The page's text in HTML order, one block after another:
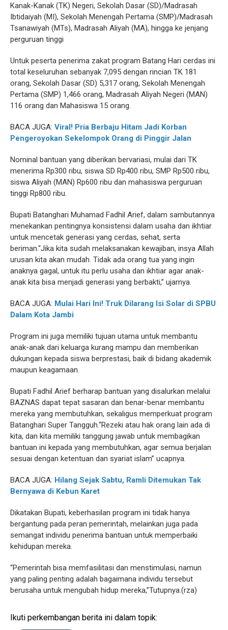
Kanak-Kanak (TK) Negeri, Sekolah Dasar (SD)/Madrasah
Ibtidaiyah (MI), Sekolah Menengah Pertama (SMP)/Madrasah
Tsanawiyah (MTs), Madrasah Aliyah (MA), hingga ke jenjang
perguruan tinggi
Untuk peserta penerima zakat program Batang Hari cerdas ini
total keseluruhan sebanyak 7,095 dengan rincian TK 181
orang, Sekolah Dasar (SD) 5,317 orang, Sekolah Menengah
Pertama (SMP) 1,466 orang, Madrasah Aliyah Negeri (MAN)
116 orang dan Mahasiswa 15 orang.
BACA JUGA: Viral! Pria Berbaju Hitam Jadi Korban
Pengeroyokan Sekelompok Orang di Pinggir Jalan
Nominal bantuan yang diberikan bervariasi, mulai dari TK
menerima Rp300 ribu, siswa SD Rp400 ribu, SMP Rp500 ribu,
siswa Aliyah (MAN) Rp600 ribu dan mahasiswa perguruan
tinggi Rp800 ribu.
Bupati Batanghari Muhamad Fadhil Arief, dalam sambutannya
menekankan pentingnya konsistensi dalam usaha dan ikhtiar
untuk mencetak generasi yang cerdas, sehat, serta
beriman.“Jika kita sudah melaksanakan kewajiban, insya Allah
urusan kita akan mudah. Tidak ada orang tua yang ingin
anaknya gagal, untuk itu perlu usaha dan ikhtiar agar anak-
anak kita bisa menjadi generasi yang berbakti,” ujarnya.
BACA JUGA: Mulai Hari Ini! Truk Dilarang Isi Solar di SPBU
Dalam Kota Jambi
Program ini juga memiliki tujuan utama untuk membantu
anak-anak dari keluarga kurang mampu dan memberikan
dukungan kepada siswa berprestasi, baik di bidang akademik
maupun keagamaan.
Bupati Fadhil Arief berharap bantuan yang disalurkan melalui
BAZNAS dapat tepat sasaran dan benar-benar membantu
mereka yang membutuhkan, sekaligus memperkuat program
Batanghari Super Tangguh.“Rezeki atau hak orang lain ada di
kita, dan kita memiliki tanggung jawab untuk membagikan
bantuan ini kepada yang membutuhkan, agar semua berjalan
sesuai dengan ketentuan dan syariat islam” ucapnya.
BACA JUGA: Hilang Sejak Sabtu, Ramli Ditemukan Tak
Bernyawa di Kebun Karet
Dikatakan Bupati, keberhasilan program ini tidak hanya
bergantung pada peran pemerintah, melainkan juga pada
semangat individu penerima bantuan untuk memperbaiki
kehidupan mereka.
“Pemerintah bisa memfasilitasi dan menstimulasi, namun
yang paling penting adalah bagaimana individu tersebut
berusaha untuk mengubah hidup mereka,”Tutupnya.(rza)
Ikuti perkembangan berita ini dalam topik: